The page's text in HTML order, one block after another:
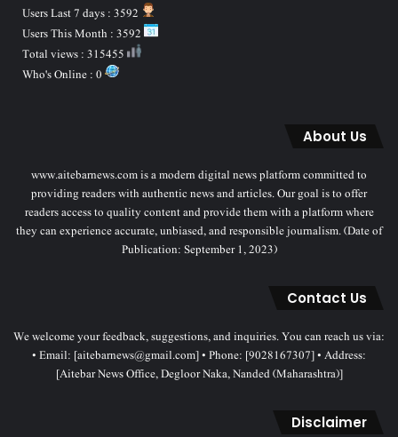
About Us
www.aitebarnews.com is a modern digital news platform committed to
providing readers with authentic news and articles. Our goal is to offer
readers access to quality content and provide them with a platform where
they can experience accurate, unbiased, and responsible journalism. (Date of
Publication: September 1, 2023)
Contact Us
We welcome your feedback, suggestions, and inquiries. You can reach us via:
• Email: [aitebarnews@gmail.com] • Phone: [9028167307] • Address:
[Aitebar News Office, Degloor Naka, Nanded (Maharashtra)]
Disclaimer